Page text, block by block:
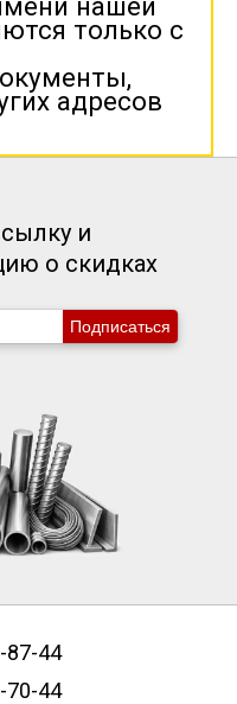
только с
адресов
и
о скидках
Подписаться
87-44
70-44